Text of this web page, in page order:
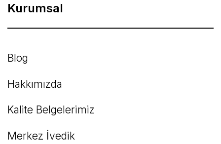
Kurumsal
Blog
Hakkımızda
Kalite Belgelerimiz
Merkez İvedik